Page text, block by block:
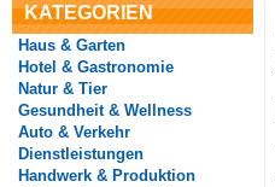
KATEGORIEN
Haus & Garten
Hotel & Gastronomie
Natur & Tier
Gesundheit & Wellness
Auto & Verkehr
Dienstleistungen
Handwerk & Produktion